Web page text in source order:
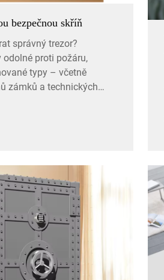
bezpečnou skříň
správný trezor?
odolné proti požáru,
typy – včetně
zámků a technických
odborné rady ještě dnes.